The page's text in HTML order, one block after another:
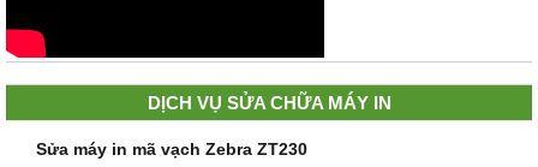
DỊCH VỤ SỬA CHỮA MÁY IN
Sửa máy in mã vạch Zebra ZT230